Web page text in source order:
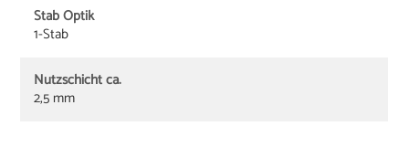
Stab Optik
1-Stab
Nutzschicht ca.
2,5 mm